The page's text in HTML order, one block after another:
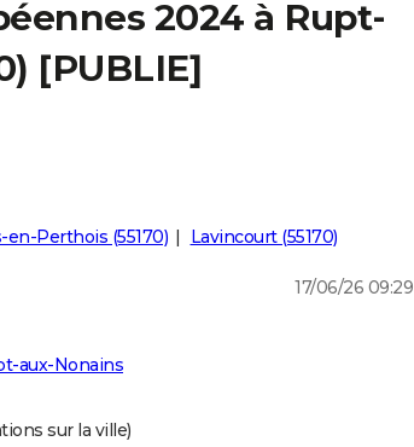
2024 à Rupt-
[PUBLIE]
en-Perthois (55170) Lavincourt (55170)
17/06/26 09:29
aux-Nonains
sur la ville)